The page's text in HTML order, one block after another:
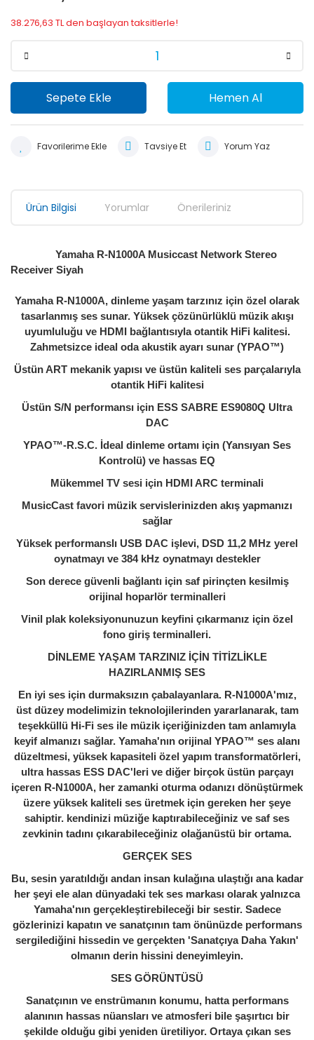
38.276,63 TL den başlayan taksitlerle!
Sepete Ekle Hemen Al
Tavsiye Et Yorum Yaz
Ürün Bilgisi Yorumlar Önerileriniz
Yamaha R-N1000A Musiccast Network Stereo
Receiver Siyah
Yamaha R-N1000A, dinleme yaşam tarzınız için özel olarak
tasarlanmış ses sunar. Yüksek çözünürlüklü müzik akışı
uyumluluğu ve HDMI bağlantısıyla otantik HiFi kalitesi.
Zahmetsizce ideal oda akustik ayarı sunar (YPAO™)
Üstün ART mekanik yapısı ve üstün kaliteli ses parçalarıyla
otantik HiFi kalitesi
Üstün S/N performansı için ESS SABRE ES9080Q Ultra
DAC
YPAO™-R.S.C. İdeal dinleme ortamı için (Yansıyan Ses
Kontrolü) ve hassas EQ
Mükemmel TV sesi için HDMI ARC terminali
MusicCast favori müzik servislerinizden akış yapmanızı
sağlar
Yüksek performanslı USB DAC işlevi, DSD 11,2 MHz yerel
oynatmayı ve 384 kHz oynatmayı destekler
Son derece güvenli bağlantı için saf pirinçten kesilmiş
orijinal hoparlör terminalleri
Vinil plak koleksiyonunuzun keyfini çıkarmanız için özel
fono giriş terminalleri.
DİNLEME YAŞAM TARZINIZ İÇİN TİTİZLİKLE
HAZIRLANMIŞ SES
En iyi ses için durmaksızın çabalayanlara. R-N1000A'mız,
üst düzey modelimizin teknolojilerinden yararlanarak, tam
teşekküllü Hi-Fi ses ile müzik içeriğinizden tam anlamıyla
keyif almanızı sağlar. Yamaha'nın orijinal YPAO™ ses alanı
düzeltmesi, yüksek kapasiteli özel yapım transformatörleri,
ultra hassas ESS DAC'leri ve diğer birçok üstün parçayı
içeren R-N1000A, her zamanki oturma odanızı dönüştürmek
üzere yüksek kaliteli ses üretmek için gereken her şeye
sahiptir. kendinizi müziğe kaptırabileceğiniz ve saf ses
zevkinin tadını çıkarabileceğiniz olağanüstü bir ortama.
GERÇEK SES
Bu, sesin yaratıldığı andan insan kulağına ulaştığı ana kadar
her şeyi ele alan dünyadaki tek ses markası olarak yalnızca
Yamaha'nın gerçekleştirebileceği bir sestir. Sadece
gözlerinizi kapatın ve sanatçının tam önünüzde performans
sergilediğini hissedin ve gerçekten 'Sanatçıya Daha Yakın'
olmanın derin hissini deneyimleyin.
SES GÖRÜNTÜSÜ
Sanatçının ve enstrümanın konumu, hatta performans
alanının hassas nüansları ve atmosferi bile şaşırtıcı bir
şekilde olduğu gibi yeniden üretiliyor. Ortaya çıkan ses